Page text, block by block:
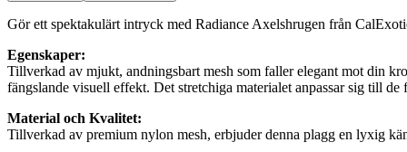
Gör ett spektakulärt intryck med Radiance Axelshrugen från
Egenskaper:
Tillverkad av mjukt, andningsbart mesh som faller elegant mot din
fängslande visuell effekt. Det stretchiga materialet anpassar sig till
Material och Kvalitet:
Tillverkad av premium nylon mesh, erbjuder denna plagg en lyxig